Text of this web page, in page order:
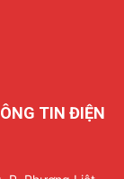
TIN ĐIỆN